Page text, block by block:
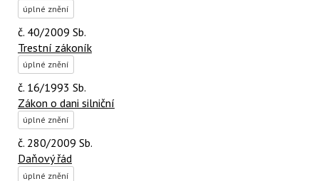
úplné znění
č. 40/2009 Sb.
Trestní zákoník
úplné znění
č. 16/1993 Sb.
Zákon o dani silniční
úplné znění
č. 280/2009 Sb.
Daňový řád
úplné znění